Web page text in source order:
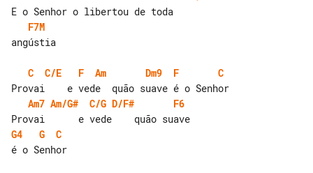
F7M
angústia
C C/E F Am Dm9 F
C
Am7 Am/G# C/G D/F#
F6
G4
G
C
é o Senhor